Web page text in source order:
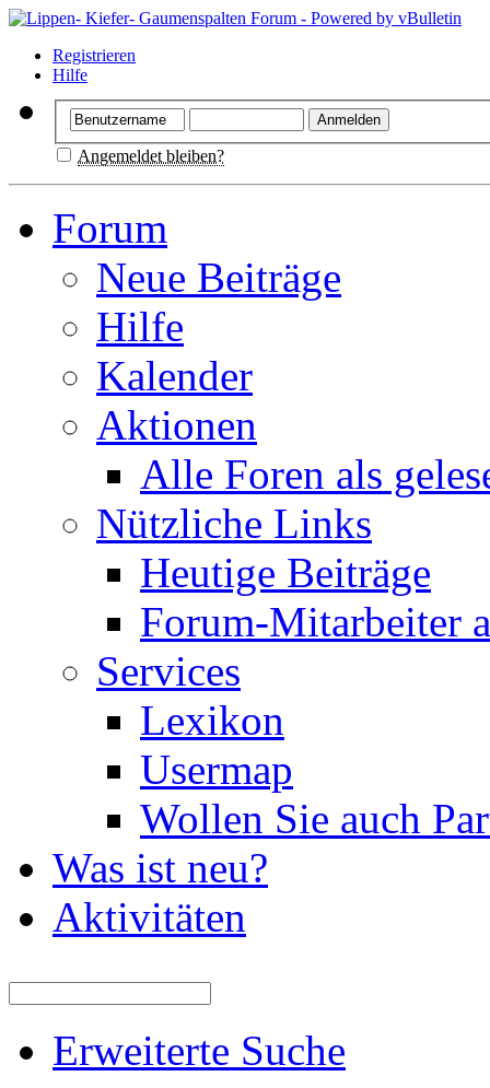
Registrieren
Hilfe
Angemeldet bleiben?
Forum
Neue Beiträge
Hilfe
Kalender
Aktionen
Alle Foren als
Nützliche Links
Heutige Beiträge
Forum-Mitarbeiter
Services
Lexikon
Usermap
Wollen Sie auch
Was ist neu?
Aktivitäten
Erweiterte Suche